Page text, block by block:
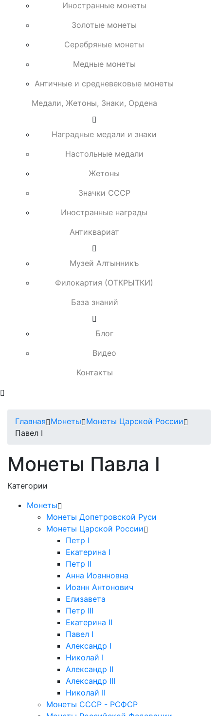
Иностранные монеты
Золотые монеты
Серебряные монеты
Медные монеты
Античные и средневековые монеты
Медали, Жетоны, Знаки, Ордена
Наградные медали и знаки
Настольные медали
Жетоны
Значки СССР
Иностранные награды
Антиквариат
Музей Алтынникъ
Филокартия (ОТКРЫТКИ)
База знаний
Блог
Видео
Контакты
Главная Монеты Монеты Царской России
Павел I
Монеты Павла I
Категории
Монеты
Монеты Допетровской Руси
Монеты Царской России
Петр I
Екатерина I
Петр II
Анна Иоанновна
Иоанн Антонович
Елизавета
Петр III
Екатерина II
Павел I
Александр I
Николай I
Александр II
Александр III
Николай II
Монеты СССР - РСФСР